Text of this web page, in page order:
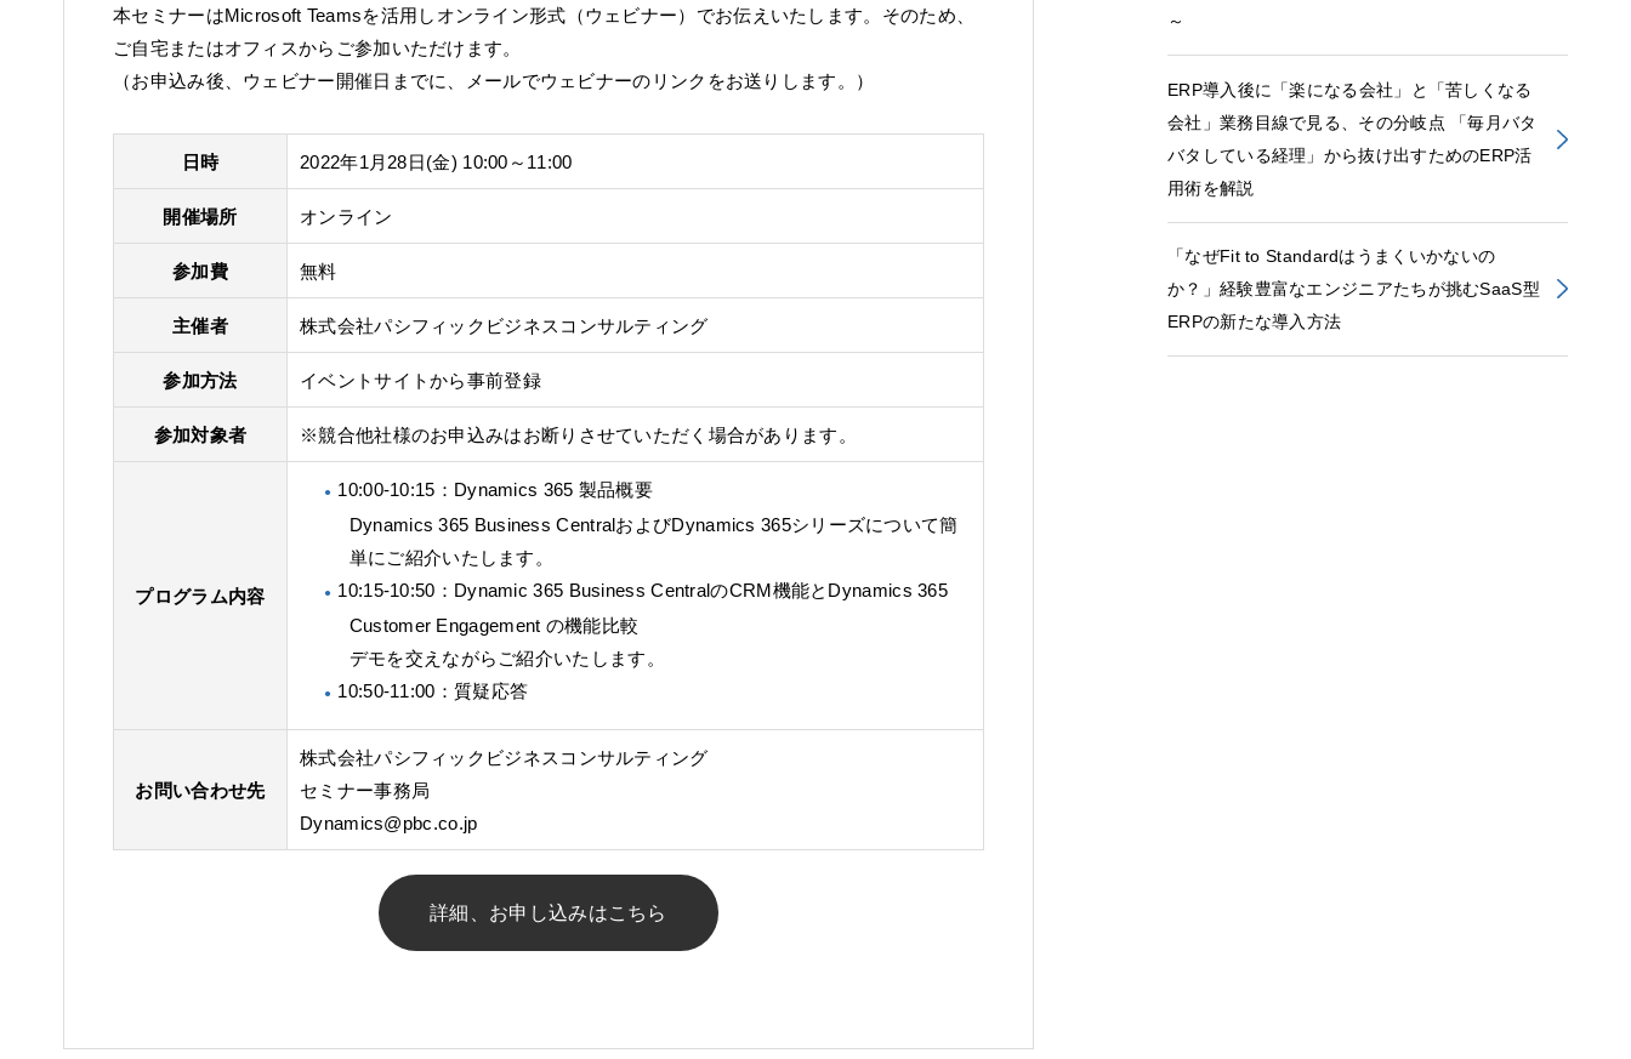
本セミナーはMicrosoft Teamsを活用しオンライン形式（ウェビナー）でお伝えいたします。そのため、
ご自宅またはオフィスからご参加いただけます。
（お申込み後、ウェビナー開催日までに、メールでウェビナーのリンクをお送りします。）
日時 2022年1月28日(金) 10:00～11:00
開催場所 オンライン
参加費 無料
主催者 株式会社パシフィックビジネスコンサルティング
参加方法 イベントサイトから事前登録
参加対象者 ※競合他社様のお申込みはお断りさせていただく場合があります。
プログラム内容
10:00-10:15：Dynamics 365 製品概要
Dynamics 365 Business CentralおよびDynamics 365シリーズについて簡
単にご紹介いたします。
10:15-10:50：Dynamic 365 Business CentralのCRM機能とDynamics 365
Customer Engagement の機能比較
デモを交えながらご紹介いたします。
10:50-11:00：質疑応答
お問い合わせ先
株式会社パシフィックビジネスコンサルティング
セミナー事務局
Dynamics@pbc.co.jp
詳細、お申し込みはこちら
～
ERP導入後に「楽になる会社」と「苦しくなる
会社」業務目線で見る、その分岐点 「毎月バタ
バタしている経理」から抜け出すためのERP活
用術を解説
「なぜFit to Standardはうまくいかないの
か？」経験豊富なエンジニアたちが挑むSaaS型
ERPの新たな導入方法